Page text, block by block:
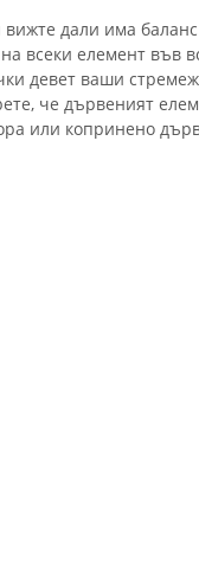
вижте дали има
всеки елемент във
девет ваши
че дървеният
или копринено